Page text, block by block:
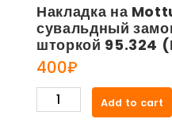
Накладка на
сувальдный
шторкой 95.324
400₽
Накладка
на
Add to cart